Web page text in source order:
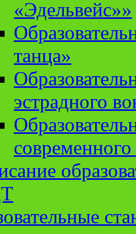
«Эдельвейс»»
танца»
эстрадного